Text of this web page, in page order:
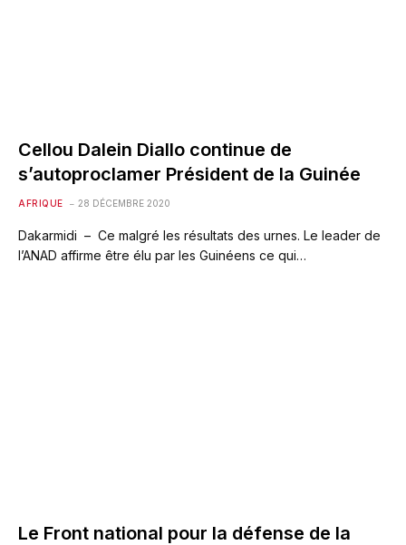
Cellou Dalein Diallo continue de
s’autoproclamer Président de la Guinée
AFRIQUE 28 DÉCEMBRE 2020
Dakarmidi – Ce malgré les résultats des urnes. Le leader de
l’ANAD affirme être élu par les Guinéens ce qui…
Le Front national pour la défense de la